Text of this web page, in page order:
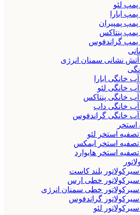
پمپ لئو
ابارا
پمپ پمپیران
پمپ پنتاکس
پمپ گراندفوس
نشانی سمنان انرژی
خانگی ابارا
خانگی لئو
خانگی پنتاکس
خانگی داب
خانگی گراندفوس
استخر لئو
استخر ایمکس
استخر هایوارد
بلند کاست
خطی ارس
خطی سمنان انرژی
گراندفوس
لئو